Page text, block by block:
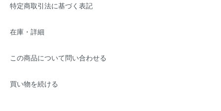
特定商取引法に基づく表記
在庫・詳細
この商品について問い合わせる
買い物を続ける